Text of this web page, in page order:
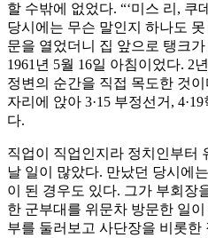
할 수밖에 없었다. “‘미스 리, 쿠
당시에는 무슨 말인지 하나도
문을 열었더니 집 앞으로 탱크
1961년 5월 16일 아침이었다. 2
정변의 순간을 직접 목도한 것
자리에 앉아 3·15 부정선거,
다.
직업이 직업인지라 정치인부터
날 일이 많았다. 만났던 당시에
이 된 경우도 있다. 그가 부회장
한 군부대를 위문차 방문한 일
부를 둘러보고 사단장을 비롯한